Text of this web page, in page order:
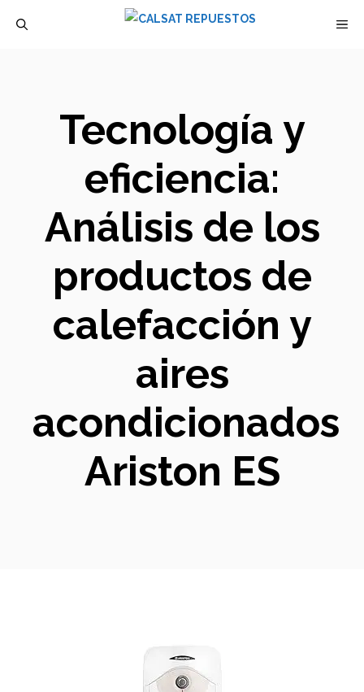
Tecnología y
eficiencia:
Análisis de los
productos de
calefacción y
aires
acondicionados
Ariston ES